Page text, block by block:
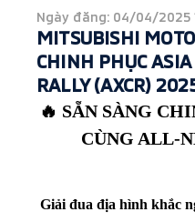
Ngày đăng: 04/04/2025
MITSUBISHI
CHINH PHỤC ASIA
RALLY (AXCR)
🔥 SẴN SÀNG
CÙNG ALL-
Giải đua địa hình khắc